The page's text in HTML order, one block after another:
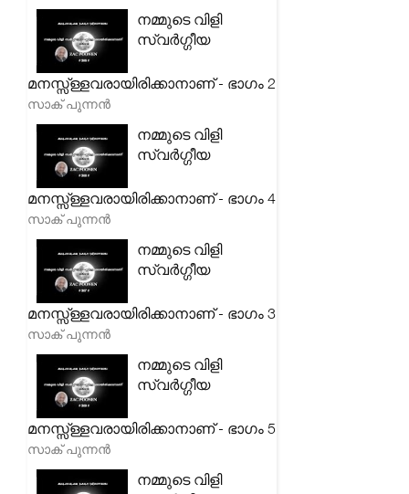
നമ്മുടെ വിളി
സ്വർഗ്ഗീയ
മനസ്സ്ള്ളവരായിരിക്കാനാണ് - ഭാഗം 2
സാക് പുന്നൻ
നമ്മുടെ വിളി
സ്വർഗ്ഗീയ
മനസ്സ്ള്ളവരായിരിക്കാനാണ് - ഭാഗം 4
സാക് പുന്നൻ
നമ്മുടെ വിളി
സ്വർഗ്ഗീയ
മനസ്സ്ള്ളവരായിരിക്കാനാണ് - ഭാഗം 3
സാക് പുന്നൻ
നമ്മുടെ വിളി
സ്വർഗ്ഗീയ
മനസ്സ്ള്ളവരായിരിക്കാനാണ് - ഭാഗം 5
സാക് പുന്നൻ
നമ്മുടെ വിളി